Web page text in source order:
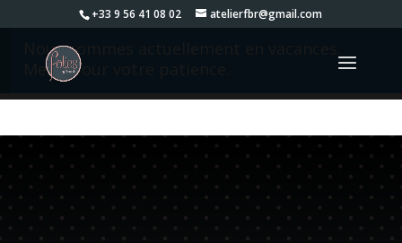
+33 9 56 41 08 02 atelierfbr@gmail.com
Nous sommes actuellement en vacances.
Merci pour votre patience.